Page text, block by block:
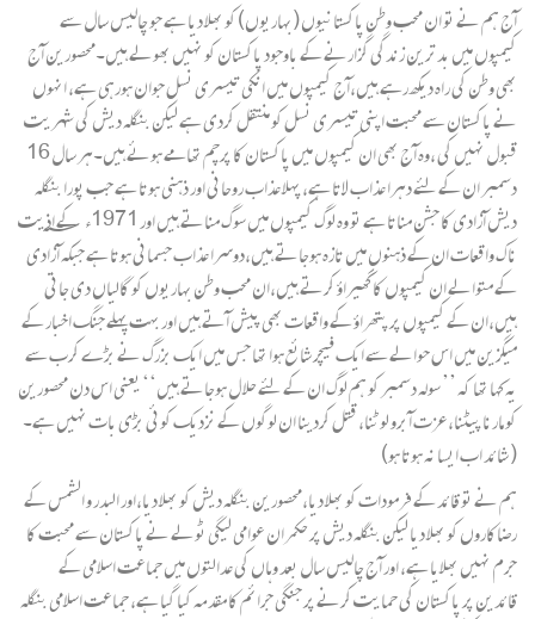
آج ہم نے تو ان محب وطن پاکستانیوں (بہاریوں) کو بھلا دیا ہے جو چالیس سال سے
کیمپوں میں بدترین زندگی گزارنے کے باوجود پاکستان کو نہیں بھولے ہیں۔محصورین آج
بھی وطن کی راہ دیکھ رہے ہیں،آج کیمپوں میں انکی تیسری نسل جوان ہورہی ہے، انہوں
نے پاکستان سے محبت اپنی تیسری نسل کو منتقل کردی ہے لیکن بنگلہ دیش کی شہریت
قبول نہیں کی ،وہ آج بھی ان کیمپوں میں پاکستان کا پرچم تھامے ہوئے ہیں۔ہر سال 16
دسمبر ان کے لئے دہرا عذاب لاتا ہے، پہلا عذاب روحانی اور ذہنی ہوتا ہے جب پورا بنگلہ
دیش آزادی کا جشن مناتا ہے تو وہ لوگ کیمپوں میں سوگ مناتے ہیں اور 1971ء ؁ کے اذیت
ناک واقعات ان کے ذہنوں میں تازہ ہوجاتے ہیں،دوسرا عذاب جسمانی ہوتا ہے جبکہ آزادی
کے متوالے ان کیمپوں کا گھیراؤ کرتے ہیں،ان محب وطن بہاریوں کو گالیاں دی جاتی
ہیں،ان کے کیمپوں پر پتھراؤ کے واقعات بھی پیش آتے ہیں اور بہت پہلے جنگ اخبار کے
میگزین میں اس حوالے سے ایک فیچر شائع ہوا تھا جس میں ایک بزرگ نے بڑے کرب سے
یہ کہا تھا کہ ’’ سولہ دسمبر کو ہم لوگ ان کے لئے حلا ل ہوجاتے ہیں‘‘ یعنی اس دن محصورین
کو مارنا پیٹنا، عزت آبرو لوٹنا، قتل کردینا ان لوگوں کے نزدیک کوئی بڑی بات نہیں ہے۔
( شائد اب ایسا نہ ہوتا ہو)
ہم نے تو قائد کے فرمودات کو بھلا دیا،محصورین بنگلہ دیش کو بھلا دیا،اور البدر و الشمس کے
رضاکاروں کو بھلا دیا لیکن بنگلہ دیش پر حکمران عوامی لیگی ٹولے نے پاکستان سے محبت کا
جرم نہیں بھلایا ہے، اور آج چالیس سال بعد وہاں کی عدالتوں میں جماعت اسلامی کے
قائدین پر پاکستان کی حمایت کرنے پر جنگی جرائم کا مقدمہ کیا گیا ہے، جماعت اسلامی بنگلہ